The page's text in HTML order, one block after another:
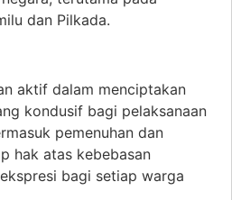
dan Pilkada.
aktif dalam menciptakan
kondusif bagi pelaksanaan
pemenuhan dan
hak atas kebebasan
bagi setiap warga